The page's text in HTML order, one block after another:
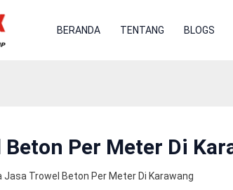
BERANDA TENTANG BLOGS
Per Meter Di
Jasa Trowel Beton Per Meter Di Karawang